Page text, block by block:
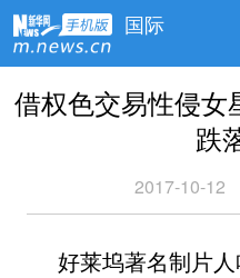
国际
借权色交易性侵女
跌
2017-10-12
好莱坞著名制片人